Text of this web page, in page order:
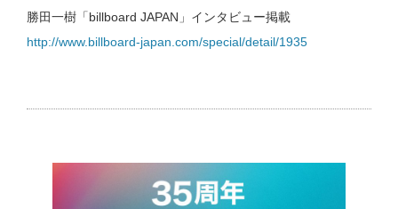
勝田一樹「billboard JAPAN」インタビュー掲載
http://www.billboard-japan.com/special/detail/1935